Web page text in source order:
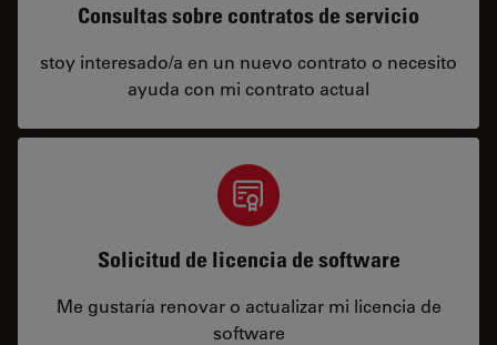
Consultas sobre contratos de servicio
stoy interesado/a en un nuevo contrato o necesito
ayuda con mi contrato actual
Solicitud de licencia de software
Me gustaría renovar o actualizar mi licencia de
software